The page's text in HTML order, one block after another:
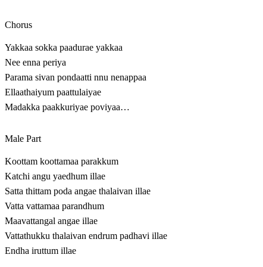
Chorus
Yakkaa sokka paadurae yakkaa
Nee enna periya
Parama sivan pondaatti nnu nenappaa
Ellaathaiyum paattulaiyae
Madakka paakkuriyae poviyaa…
Male Part
Koottam koottamaa parakkum
Katchi angu yaedhum illae
Satta thittam poda angae thalaivan illae
Vatta vattamaa parandhum
Maavattangal angae illae
Vattathukku thalaivan endrum padhavi illae
Endha iruttum illae